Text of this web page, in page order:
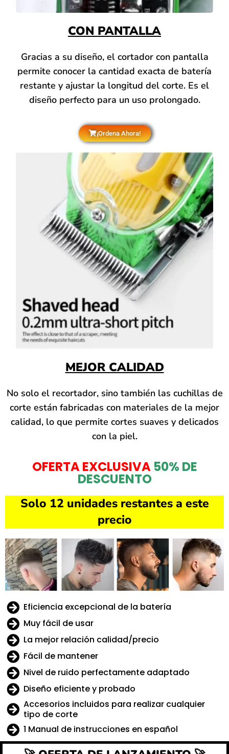
CON PANTALLA
Gracias a su diseño, el cortador con pantalla
permite conocer la cantidad exacta de batería
restante y ajustar la longitud del corte. Es el
diseño perfecto para un uso prolongado.
¡Ordena Ahora!
MEJOR CALIDAD
No solo el recortador, sino también las cuchillas de
corte están fabricadas con materiales de la mejor
calidad, lo que permite cortes suaves y delicados
con la piel.
OFERTA EXCLUSIVA 50% DE
DESCUENTO
Solo 12 unidades restantes a este
precio
Eficiencia excepcional de la batería
Muy fácil de usar
La mejor relación calidad/precio
Fácil de mantener
Nivel de ruido perfectamente adaptado
Diseño eficiente y probado
Accesorios incluidos para realizar cualquier
tipo de corte
1 Manual de instrucciones en español